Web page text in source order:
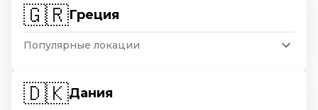
🇬🇷Греция
Популярные локации
🇩🇰Дания